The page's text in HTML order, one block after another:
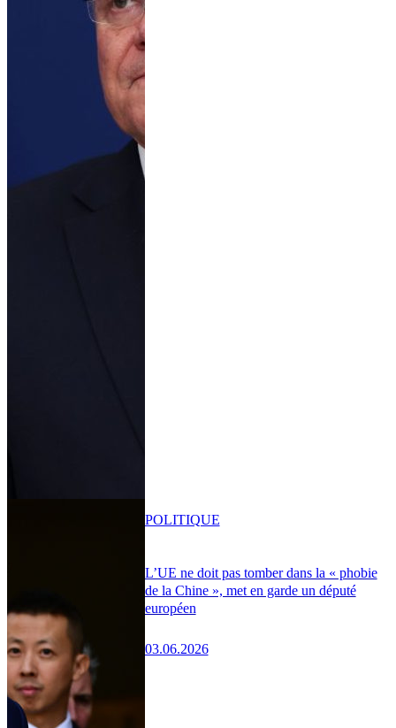
L’UE ne doit pas tomber dans la « phobie
de la Chine », met en garde un député
européen
03.06.2026
POLITIQUE